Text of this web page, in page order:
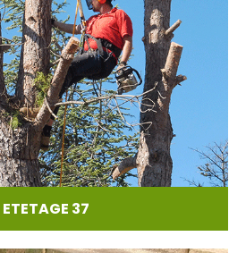
ETETAGE 37